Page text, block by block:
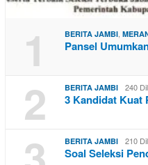
1 BERITA JAMBI
Pansel
2 BERITA JAMBI 240
3 Kandidat Kuat
BERITA JAMBI 210
Soal Seleksi